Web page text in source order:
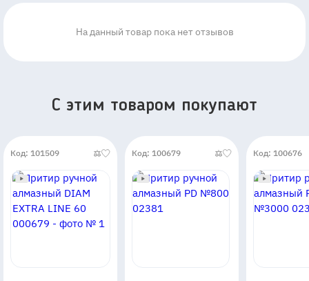
На данный товар пока нет отзывов
C этим товаром покупают
Код: 101509 Код: 100679 Код: 100676